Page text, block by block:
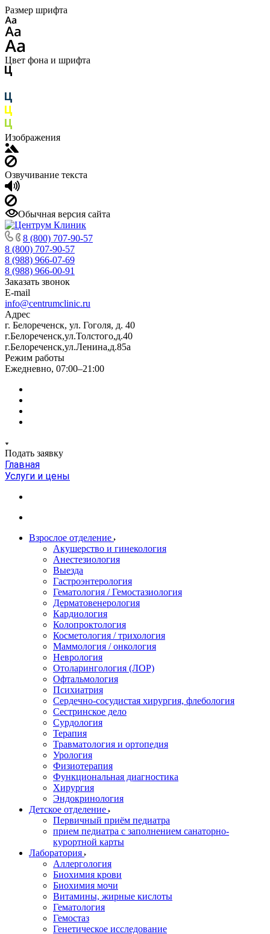
Размер шрифта
Цвет фона и шрифта
Изображения
Озвучивание текста
Обычная версия сайта
8 (800) 707-90-57
8 (800) 707-90-57
8 (988) 966-07-69
8 (988) 966-00-91
Заказать звонок
E-mail
info@centrumclinic.ru
Адрес
г. Белореченск, ул. Гоголя, д. 40
г.Белореченск,ул.Толстого,д.40
г.Белореченск,ул.Ленина,д.85а
Режим работы
Ежедневно, 07:00–21:00
Подать заявку
Главная
Услуги и цены
Взрослое отделение
Акушерство и гинекология
Анестезиология
Выезда
Гастроэнтерология
Гематология / Гемостазиология
Дерматовенерология
Кардиология
Колопроктология
Косметология / трихология
Маммология / онкология
Неврология
Отоларингология (ЛОР)
Офтальмология
Психиатрия
Сердечно-сосудистая хирургия, флебология
Сестринское дело
Сурдология
Терапия
Травматология и ортопедия
Урология
Физиотерапия
Функциональная диагностика
Хирургия
Эндокринология
Детское отделение
Первичный приём педиатра
прием педиатра с заполнением санаторно-
курортной карты
Лаборатория
Аллергология
Биохимия крови
Биохимия мочи
Витамины, жирные кислоты
Гематология
Гемостаз
Генетическое исследование